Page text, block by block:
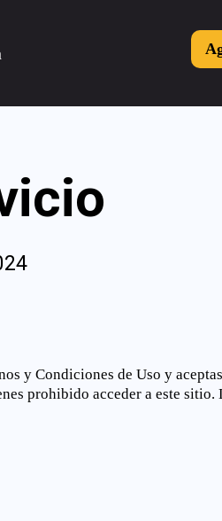
y Condiciones de Uso y
prohibido acceder a este sitio.